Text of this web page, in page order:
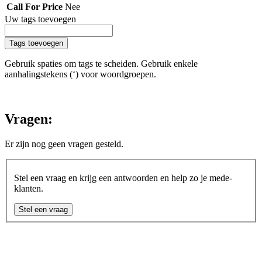
Call For Price Nee
Uw tags toevoegen
Tags toevoegen
Gebruik spaties om tags te scheiden. Gebruik enkele
aanhalingstekens (‘) voor woordgroepen.
Vragen:
Er zijn nog geen vragen gesteld.
Stel een vraag en krijg een antwoorden en help zo je mede-
klanten.
Stel een vraag